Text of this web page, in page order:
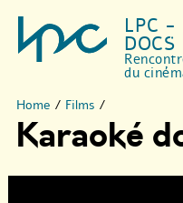
LPC -
DOCS
du
Home / Films /
Karaoké